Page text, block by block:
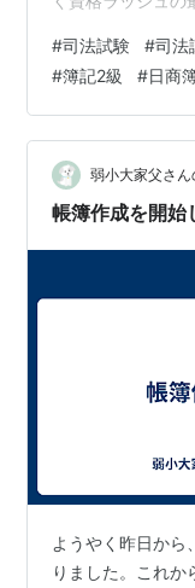
ちびちび点数を重
#司法試験 #司法
#簿記2級 #日商
弱小大家父さ
帳簿作成を開始
ようやく昨日か
りました。これか